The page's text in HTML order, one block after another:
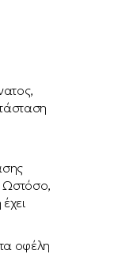
Ωστόσο,
οφέλη